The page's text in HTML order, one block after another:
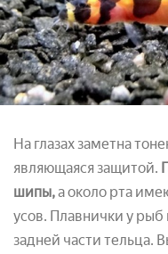
На глазах заметна
являющаяся защитой.
шипы,а около рта
усов. Плавнички у
задней части тельца.